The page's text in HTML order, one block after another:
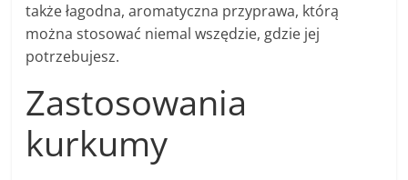
także łagodna, aromatyczna przyprawa, którą
można stosować niemal wszędzie, gdzie jej
potrzebujesz.
Zastosowania
kurkumy